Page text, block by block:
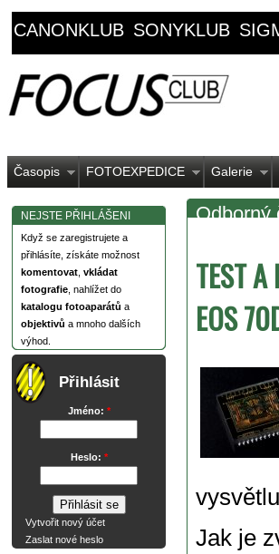
CANONKLUB SONYKLUB
Časopis FOTOEXPEDICE Galerie
NEJSTE PŘIHLÁŠENI
Když se zaregistrujete a
přihlásíte, získáte možnost
komentovat vkládat
fotografie , nahlížet do
katalogu fotoaparátů a
objektivů a mnoho dalších
výhod.
Přihlásit
Jméno: *
Heslo: *
Vytvořit nový účet
Zaslat nové heslo
Odborný
TEST A
EOS
Jak je